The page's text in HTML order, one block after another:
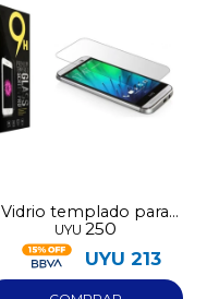
Vidrio templado para
Iphone 12
UYU 250
UYU 213